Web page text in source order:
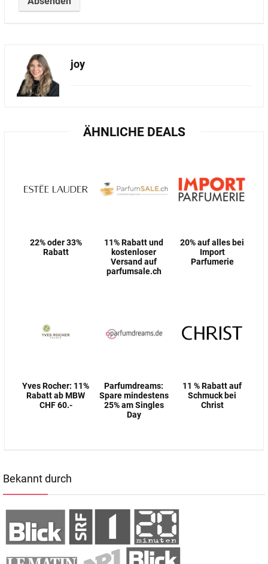
joy
ÄHNLICHE DEALS
22% oder 33%
Rabatt
11% Rabatt und
kostenloser
Versand auf
parfumsale.ch
20% auf alles bei
Import
Parfumerie
Yves Rocher: 11%
Rabatt ab MBW
CHF 60.-
Parfumdreams:
Spare mindestens
25% am Singles
Day
11 % Rabatt auf
Schmuck bei
Christ
Bekannt durch